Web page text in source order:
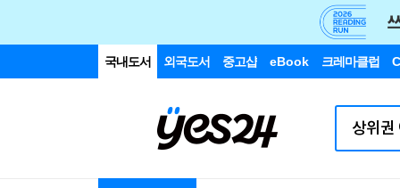
국내도서 외국도서 중고샵 eBook 크레마클럽